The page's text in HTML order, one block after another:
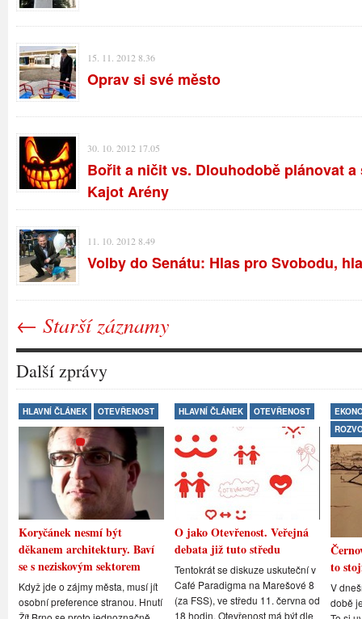
15. 11. 2012 8.36
Oprav si své město
30. 10. 2012 17.05
Bořit a ničit vs. Dlouhodobě plánovat
Kajot Arény
11. 10. 2012 8.49
Volby do Senátu: Hlas pro Svobodu,
← Starší záznamy
Další zprávy
HLAVNÍ ČLÁNEK OTEVŘENOST
Koryčánek nesmí být
děkanem architektury. Baví
se s neziskovým sektorem
Když jde o zájmy města, musí jít
osobní preference stranou. Hnutí
HLAVNÍ ČLÁNEK OTEVŘENOST
O jako Otevřenost. Veřejná
debata již tuto středu
Tentokrát se diskuze uskuteční v
Café Paradigma na Marešové 8
(za FSS), ve středu 11. června od
18 hodin. Otevřenost má být dle
to
V
době